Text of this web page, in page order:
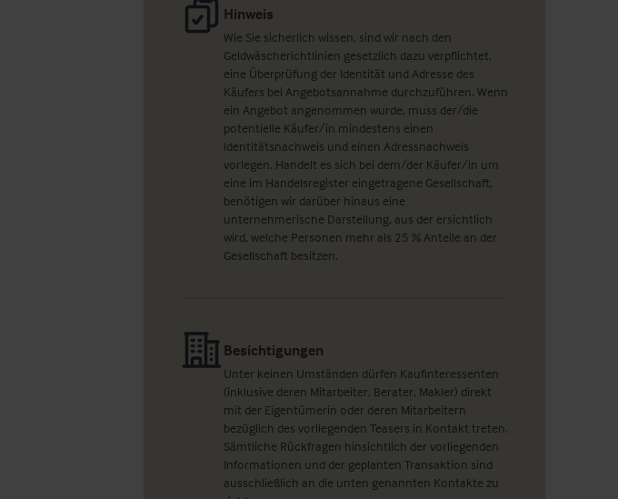
Hinweis
Wie Sie sicherlich wissen, sind wir nach den
Geldwäscherichtlinien gesetzlich dazu verpflichtet,
eine Überprüfung der Identität und Adresse des
Käufers bei Angebotsannahme durchzuführen. Wenn
ein Angebot angenommen wurde, muss der/die
potentielle Käufer/in mindestens einen
Identitätsnachweis und einen Adressnachweis
vorlegen. Handelt es sich bei dem/der Käufer/in um
eine im Handelsregister eingetragene Gesellschaft,
benötigen wir darüber hinaus eine
unternehmerische Darstellung, aus der ersichtlich
wird, welche Personen mehr als 25 % Anteile an der
Gesellschaft besitzen.
Besichtigungen
Unter keinen Umständen dürfen Kaufinteressenten
(inklusive deren Mitarbeiter, Berater, Makler) direkt
mit der Eigentümerin oder deren Mitarbeitern
bezüglich des vorliegenden Teasers in Kontakt treten.
Sämtliche Rückfragen hinsichtlich der vorliegenden
Informationen und der geplanten Transaktion sind
ausschließlich an die unten genannten Kontakte zu